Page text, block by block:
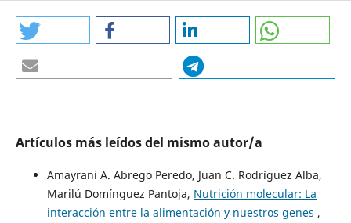
Artículos más leídos del mismo autor/a
Amayrani A. Abrego Peredo, Juan C. Rodríguez Alba,
Marilú Domínguez Pantoja, Nutrición molecular: La
interacción entre la alimentación y nuestros genes ,